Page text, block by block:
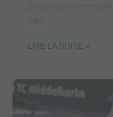
LIRE LA SUITE »